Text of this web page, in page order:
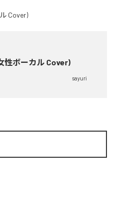
性ボーカル Cover)
sayuri